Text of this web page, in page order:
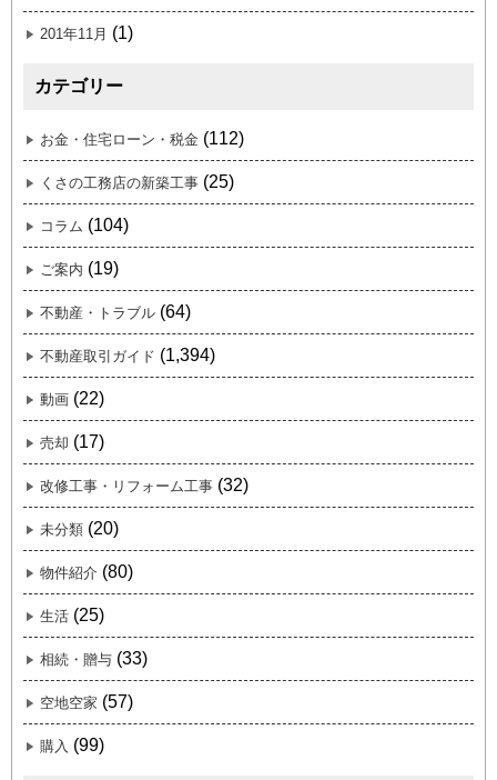
201年11月 (1)
カテゴリー
お金・住宅ローン・税金 (112)
くさの工務店の新築工事 (25)
コラム (104)
ご案内 (19)
不動産・トラブル (64)
不動産取引ガイド (1,394)
動画 (22)
売却 (17)
改修工事・リフォーム工事 (32)
未分類 (20)
物件紹介 (80)
生活 (25)
相続・贈与 (33)
空地空家 (57)
購入 (99)